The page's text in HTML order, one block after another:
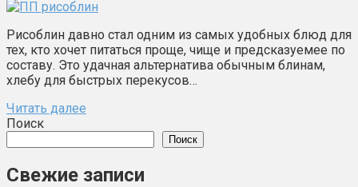
Рисоблин давно стал одним из самых удобных блюд для
тех, кто хочет питаться проще, чище и предсказуемее по
составу. Это удачная альтернатива обычным блинам,
хлебу для быстрых перекусов…
Читать далее
Поиск
Поиск
Свежие записи